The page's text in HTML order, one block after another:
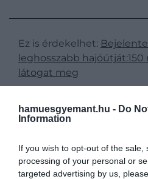
hamuesgyemant.hu - Do
Information
If you wish to opt-out of the
processing of your personal or
targeted advertising by us,
Ez is érdekelhet:
leghosszabb hajóútját:150
látogat meg
Az akció a 2024-es The
ingyen utazhat a harmadik
kétszemélyes utat